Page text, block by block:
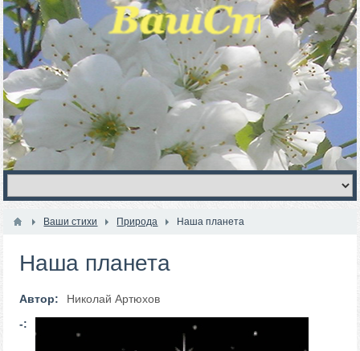
Ваши стихи Природа Наша планета
Наша планета
Автор:
Николай Артюхов
-: